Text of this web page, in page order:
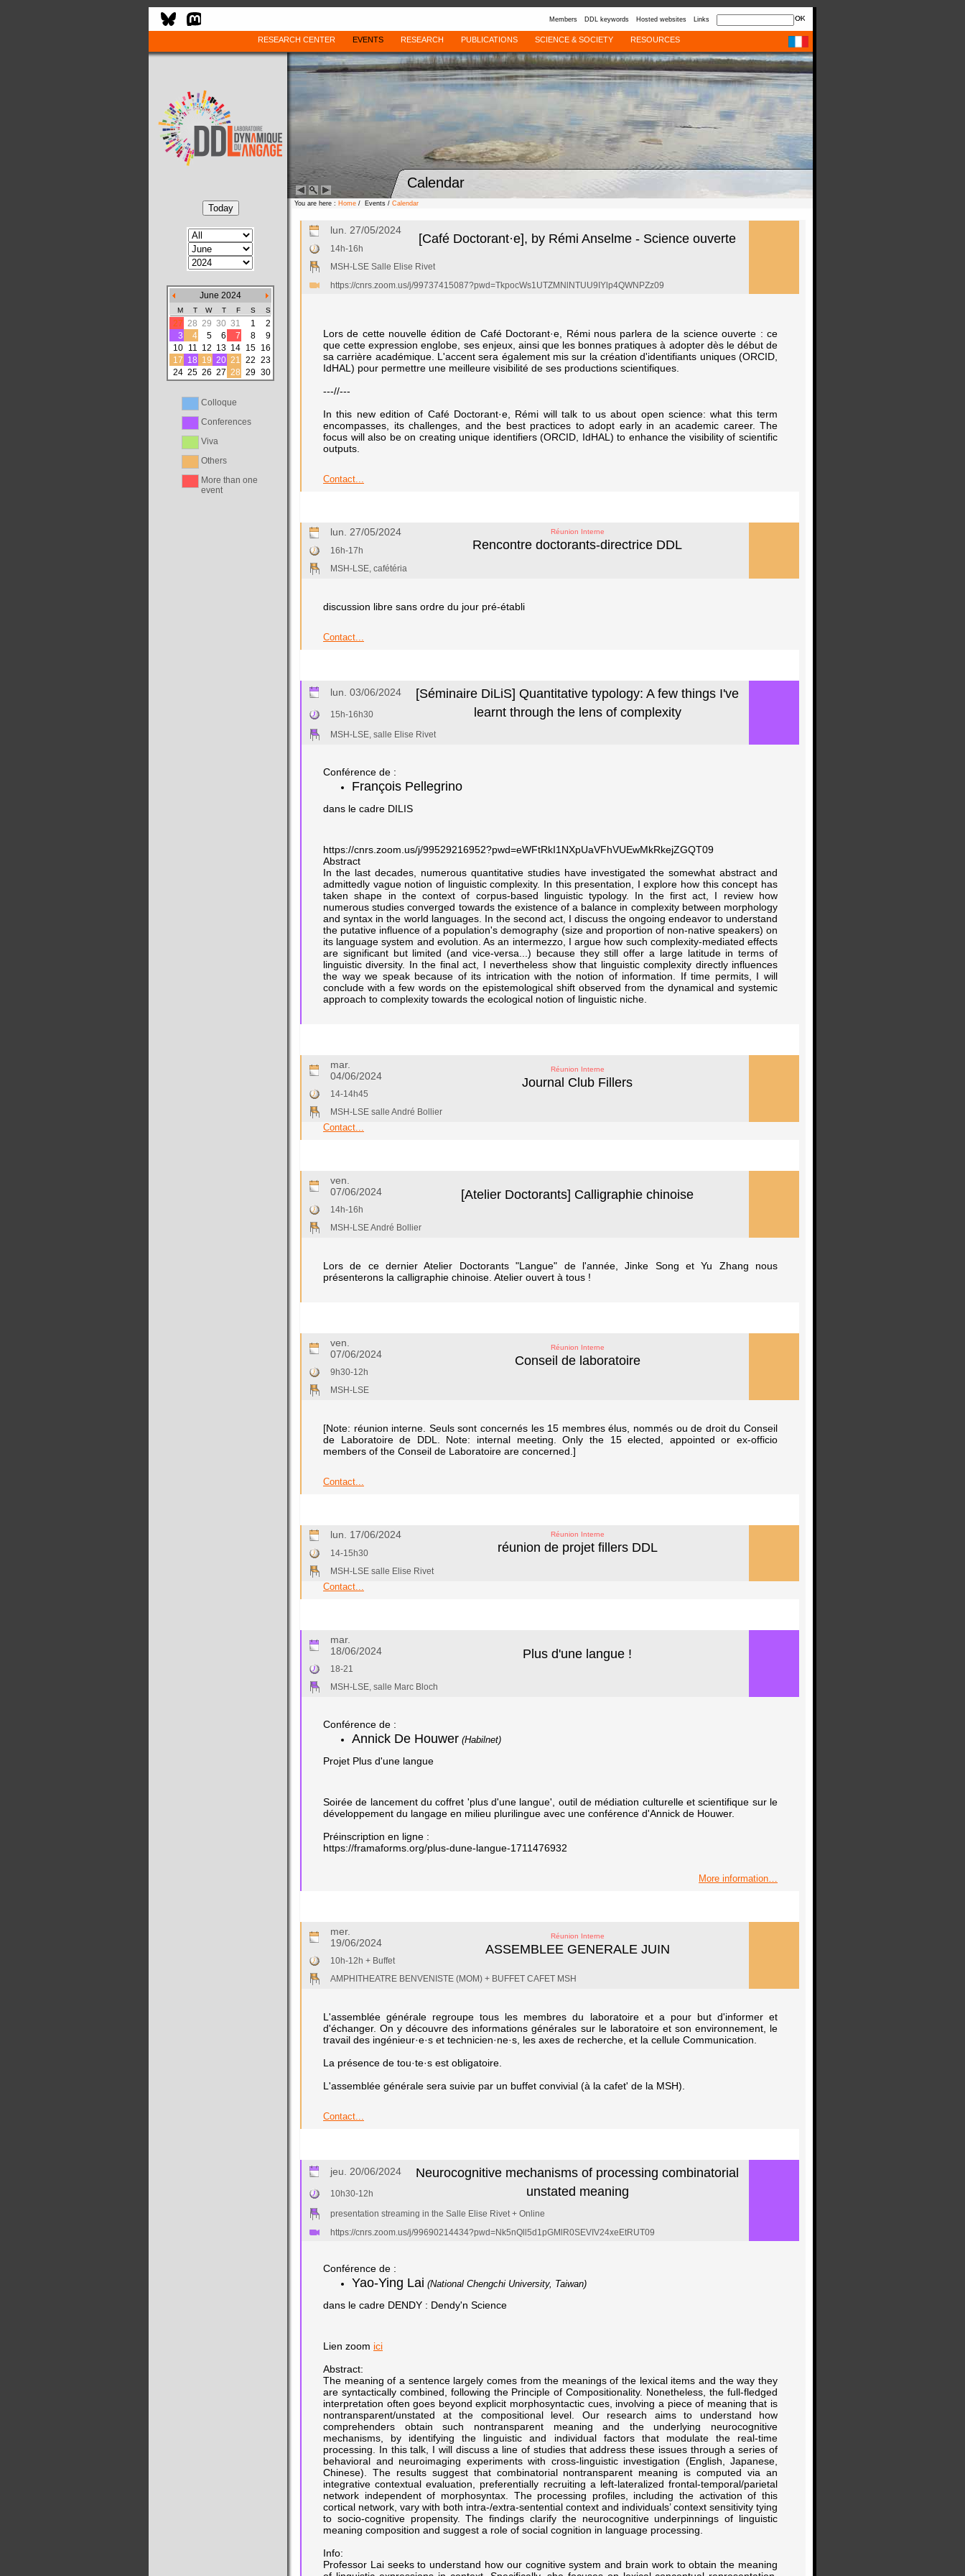
Members DDL keywords Hosted websites Links
RESEARCH CENTER EVENTS RESEARCH PUBLICATIONS SCIENCE & SOCIETY RESOURCES
Calendar
June 2024
M T W T F S S
27 28 29 30 31 1
2
3
4 5 6 7 8
9
10 11 12 13 14 15 16
17 18 19 20 21 22 23
24 25 26 27 28 29 30
Colloque
Conferences
Viva
Others
More than one
event
You are here : Home / Events / Calendar
lun. 27/05/2024
[Café Doctorant·e], by Rémi Anselme - Science ouverte
14h-16h
MSH-LSE Salle Elise Rivet
https://cnrs.zoom.us/j/99737415087?pwd=TkpocWs1UTZMNlNTUU9IYlp4QWNPZz09
Lors de cette nouvelle édition de Café Doctorant·e, Rémi nous parlera de la science ouverte : ce
que cette expression englobe, ses enjeux, ainsi que les bonnes pratiques à adopter dès le début de
sa carrière académique. L'accent sera également mis sur la création d'identifiants uniques (ORCID,
IdHAL) pour permettre une meilleure visibilité de ses productions scientifiques.
---//---
In this new edition of Café Doctorant·e, Rémi will talk to us about open science: what this term
encompasses, its challenges, and the best practices to adopt early in an academic career. The
focus will also be on creating unique identifiers (ORCID, IdHAL) to enhance the visibility of scientific
outputs.
Contact...
lun. 27/05/2024 Réunion Interne
Rencontre doctorants-directrice DDL
16h-17h
MSH-LSE, cafétéria
discussion libre sans ordre du jour pré-établi
Contact...
lun. 03/06/2024
[Séminaire DiLiS] Quantitative typology: A few things I've
learnt through the lens of complexity
15h-16h30
MSH-LSE, salle Elise Rivet
Conférence de :
François Pellegrino
dans le cadre DILIS
https://cnrs.zoom.us/j/99529216952?pwd=eWFtRkI1NXpUaVFhVUEwMkRkejZGQT09
Abstract
In the last decades, numerous quantitative studies have investigated the somewhat abstract and
admittedly vague notion of linguistic complexity. In this presentation, I explore how this concept has
taken shape in the context of corpus-based linguistic typology. In the first act, I review how
numerous studies converged towards the existence of a balance in complexity between morphology
and syntax in the world languages. In the second act, I discuss the ongoing endeavor to understand
the putative influence of a population's demography (size and proportion of non-native speakers) on
its language system and evolution. As an intermezzo, I argue how such complexity-mediated effects
are significant but limited (and vice-versa...) because they still offer a large latitude in terms of
linguistic diversity. In the final act, I nevertheless show that linguistic complexity directly influences
the way we speak because of its intrication with the notion of information. If time permits, I will
conclude with a few words on the epistemological shift observed from the dynamical and systemic
approach to complexity towards the ecological notion of linguistic niche.
mar.
04/06/2024
Réunion Interne
Journal Club Fillers
14-14h45
MSH-LSE salle André Bollier
Contact...
ven.
07/06/2024
[Atelier Doctorants] Calligraphie chinoise
14h-16h
MSH-LSE André Bollier
Lors de ce dernier Atelier Doctorants "Langue" de l'année, Jinke Song et Yu Zhang nous
présenterons la calligraphie chinoise. Atelier ouvert à tous !
ven.
07/06/2024
Réunion Interne
Conseil de laboratoire
9h30-12h
MSH-LSE
[Note: réunion interne. Seuls sont concernés les 15 membres élus, nommés ou de droit du Conseil
de Laboratoire de DDL. Note: internal meeting. Only the 15 elected, appointed or ex-officio
members of the Conseil de Laboratoire are concerned.]
Contact...
lun. 17/06/2024 Réunion Interne
réunion de projet fillers DDL
14-15h30
MSH-LSE salle Elise Rivet
Contact...
mar.
18/06/2024
Plus d'une langue !
18-21
MSH-LSE, salle Marc Bloch
Conférence de :
Annick De Houwer (Habilnet)
Projet Plus d'une langue
Soirée de lancement du coffret 'plus d'une langue', outil de médiation culturelle et scientifique sur le
développement du langage en milieu plurilingue avec une conférence d'Annick de Houwer.
Préinscription en ligne :
https://framaforms.org/plus-dune-langue-1711476932
More information…
mer.
19/06/2024
Réunion Interne
ASSEMBLEE GENERALE JUIN
10h-12h + Buffet
AMPHITHEATRE BENVENISTE (MOM) + BUFFET CAFET MSH
L'assemblée générale regroupe tous les membres du laboratoire et a pour but d'informer et
d'échanger. On y découvre des informations générales sur le laboratoire et son environnement, le
travail des ingénieur·e·s et technicien·ne·s, les axes de recherche, et la cellule Communication.
La présence de tou·te·s est obligatoire.
L'assemblée générale sera suivie par un buffet convivial (à la cafet' de la MSH).
Contact...
jeu. 20/06/2024
Neurocognitive mechanisms of processing combinatorial
unstated meaning
10h30-12h
presentation streaming in the Salle Elise Rivet + Online
https://cnrs.zoom.us/j/99690214434?pwd=Nk5nQll5d1pGMlR0SEVIV24xeEtRUT09
Conférence de :
Yao-Ying Lai (National Chengchi University, Taiwan)
dans le cadre DENDY : Dendy'n Science
Lien zoom ici
Abstract:
The meaning of a sentence largely comes from the meanings of the lexical items and the way they
are syntactically combined, following the Principle of Compositionality. Nonetheless, the full-fledged
interpretation often goes beyond explicit morphosyntactic cues, involving a piece of meaning that is
nontransparent/unstated at the compositional level. Our research aims to understand how
comprehenders obtain such nontransparent meaning and the underlying neurocognitive
mechanisms, by identifying the linguistic and individual factors that modulate the real-time
processing. In this talk, I will discuss a line of studies that address these issues through a series of
behavioral and neuroimaging experiments with cross-linguistic investigation (English, Japanese,
Chinese). The results suggest that combinatorial nontransparent meaning is computed via an
integrative contextual evaluation, preferentially recruiting a left-lateralized frontal-temporal/parietal
network independent of morphosyntax. The processing profiles, including the activation of this
cortical network, vary with both intra-/extra-sentential context and individuals’ context sensitivity tying
to socio-cognitive propensity. The findings clarify the neurocognitive underpinnings of linguistic
meaning composition and suggest a role of social cognition in language processing.
Info:
Professor Lai seeks to understand how our cognitive system and brain work to obtain the meaning